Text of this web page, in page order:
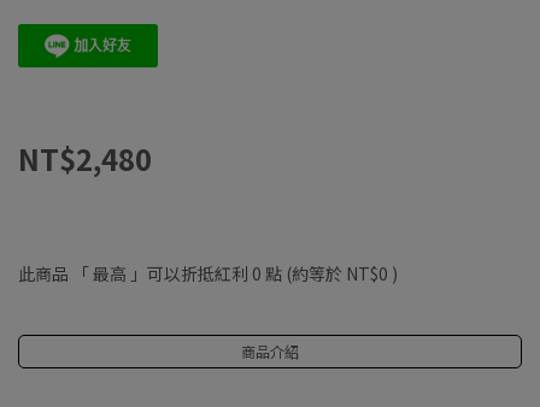
NT$2,480
此商品 「 最高 」可以折抵紅利 0 點 (約等於 NT$0 )
商品介紹